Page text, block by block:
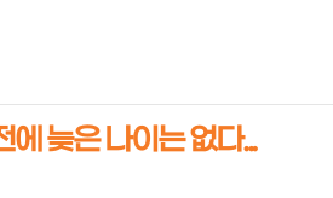
늦은 나이는 없다...